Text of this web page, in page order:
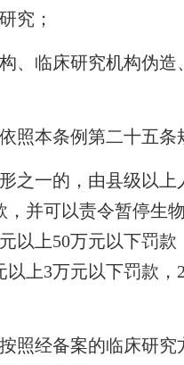
究；
临床研究机构伪造
本条例第二十五条
的，由县级以上
，并可以责令暂停生
以上50万元以下罚
以上3万元以下罚款
经备案的临床研究